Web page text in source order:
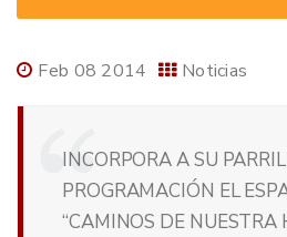
Feb 08 2014 Noticias
INCORPORA A SU
PROGRAMACIÓN EL
“CAMINOS DE NUESTRA